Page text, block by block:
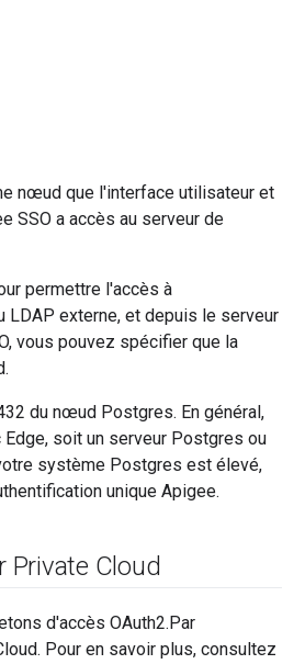
nœud que l'interface utilisateur et
SSO a accès au serveur de
permettre l'accès à
LDAP externe, et depuis le serveur
vous pouvez spécifier que la
du nœud Postgres. En général,
soit un serveur Postgres ou
système Postgres est élevé,
unique Apigee.
Private Cloud
d'accès OAuth2.Par
Pour en savoir plus, consultez